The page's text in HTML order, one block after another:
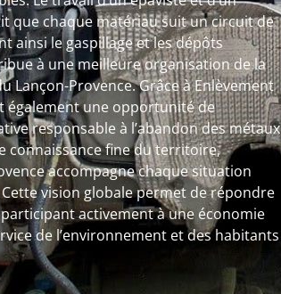
que chaque matériau suit un circuit de
ainsi le gaspillage et les dépôts
à une meilleure organisation de la
Lançon-Provence. Grâce à Enlèvement
également une opportunité de
responsable à l’abandon des métaux
connaissance fine du territoire,
accompagne chaque situation
vision globale permet de répondre
activement à une économie
de l’environnement et des habitants